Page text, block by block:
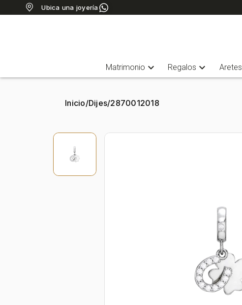
Ubica una joyería
Matrimonio expand_more Regalos expand_more Aretes
Inicio/Dijes/2870012018